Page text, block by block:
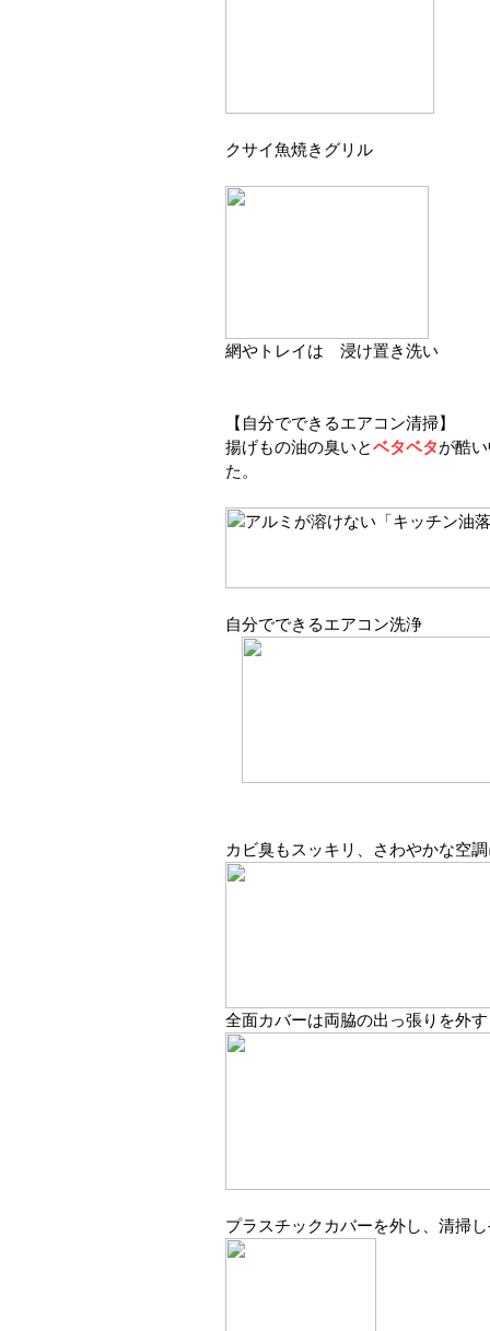
クサイ魚焼きグリル
網やトレイは 浸け置き洗い
【自分でできるエアコン清掃】
揚げもの油の臭いとベタベタが酷
た。
自分でできるエアコン洗浄
カビ臭もスッキリ、さわやかな空
全面カバーは両脇の出っ張りを外
プラスチックカバーを外し、清掃